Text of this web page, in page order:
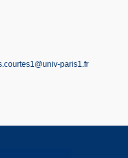
@univ-paris1.fr